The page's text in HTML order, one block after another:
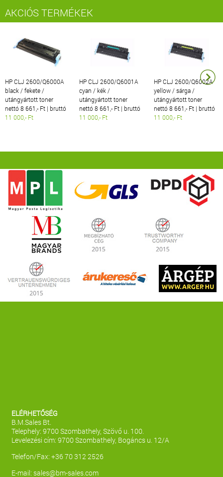
AKCIÓS TERMÉKEK
HP CLJ 2600/Q6000A
black / fekete /
utángyártott toner
nettó 8 661,- Ft | bruttó
11 000,- Ft
HP CLJ 2600/Q6001A
cyan / kék /
utángyártott toner
nettó 8 661,- Ft | bruttó
11 000,- Ft
HP CLJ 2600/Q6002A
yellow / sárga /
utángyártott toner
nettó 8 661,- Ft | bruttó
11 000,- Ft
ELÉRHETŐSÉG
B.M.Sales Bt.
Telephely: 9700 Szombathely, Szövő u. 100.
Levelezési cím: 9700 Szombathely, Bogáncs u. 12/A
Telefon/Fax: +36 70 312 2526
E-mail: sales@bm-sales.com